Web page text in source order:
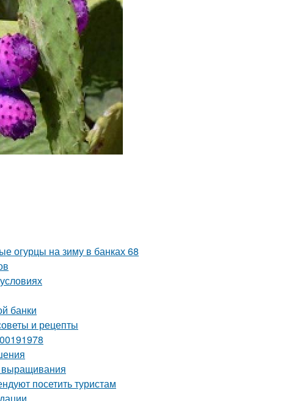
огурцы на зиму в банках 68
банки
и рецепты
выращивания
посетить туристам